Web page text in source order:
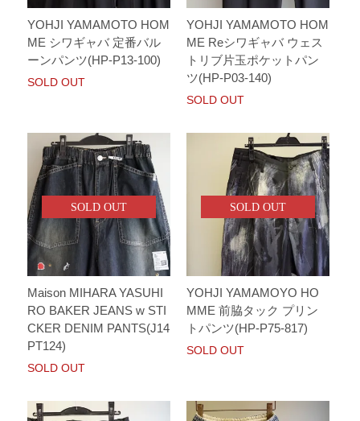
YOHJI YAMAMOTO HOM
ME シワギャバ 定番バル
ーンパンツ(HP-P13-100)
SOLD OUT
YOHJI YAMAMOTO HOM
ME Reシワギャバ ウェス
トリブ片玉ポケットパン
ツ(HP-P03-140)
SOLD OUT
SOLD OUT
Maison MIHARA YASUHI
RO BAKER JEANS w STI
CKER DENIM PANTS(J14
PT124)
SOLD OUT
SOLD OUT
YOHJI YAMAMOYO HO
MME 前脇タック プリン
トパンツ(HP-P75-817)
SOLD OUT